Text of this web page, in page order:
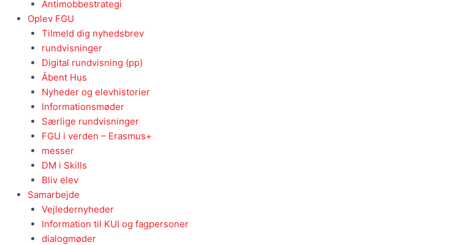
Antimobbestrategi
Oplev FGU
Tilmeld dig nyhedsbrev
rundvisninger
Digital rundvisning (pp)
Åbent Hus
Nyheder og elevhistorier
Informationsmøder
Særlige rundvisninger
FGU i verden – Erasmus+
messer
DM i Skills
Bliv elev
Samarbejde
Vejledernyheder
Information til KUI og fagpersoner
dialogmøder